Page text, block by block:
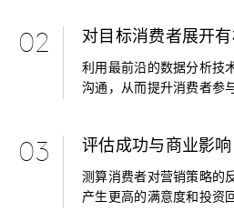
02 对目标消费者展开
利用最前沿的数据分析技
沟通，从而提升消费者参
03 评估成功与商业影响
测算消费者对营销策略的
产生更高的满意度和投资